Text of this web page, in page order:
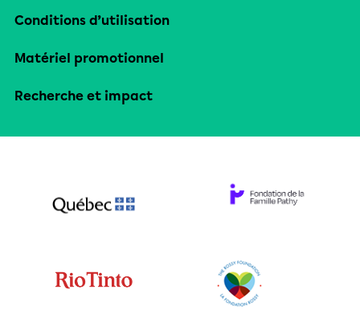
Conditions d’utilisation
Matériel promotionnel
Recherche et impact